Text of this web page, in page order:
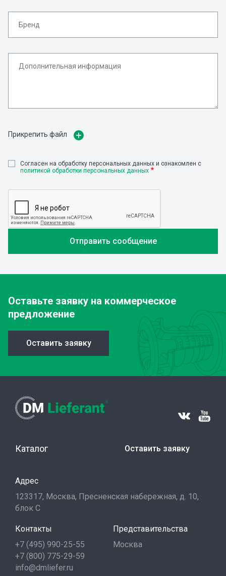
Прикрепить файл
Cогласен на обработку персональных данных и ознакомлен с
политикой обработки персональных данных
Оставьте заявку на коммерческое
предложение
Оставить заявку
Каталог Оставить заявку
Адрес
123317, Москва, Пресненская набережная, д. 10,
блок С
Контакты
+7 (495) 990-25-55
+7 (800) 775-29-59
info@dmliefer.ru
Представительства
Москва